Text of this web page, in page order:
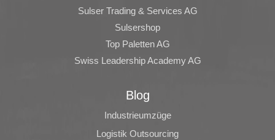
Sulser Trading & Services AG
Sulsershop
Top Paletten AG
Swiss Leadership Academy AG
Blog
Industrieumzüge
Logistik Outsourcing